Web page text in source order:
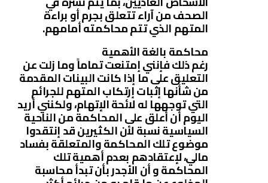
الصحف من آراء تتعلق بجرم أو براءة
المتهم الذي تتم محاكمته أمامهم.
محاكمة بالغة الأهمية
رغم ذلك فإنني إمتنعت تماماً وما زلت عن
التعليق على ما إذا كانت البينات المقدمة
من شأنها إثبات إرتكاب المتهم للجرائم
التي توجهها له لائحة الإتهام، ولكنني أريد
اليوم أن أعلق على المحاكمة من الناحية
السياسية نسبة لأن الكثيرين قد إنتقدوا
موضوع تلك المحاكمة والمتعلقة بفساد
مالي، لإعتقادهم بعدم أهمية تلك
المحاكمة و أن الأجدر بأن تبدأ محاسبة